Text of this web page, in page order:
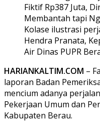
Kolase ilustrasi
Hendra Pranata,
Air Dinas PUPR
HARIANKALTIM.COM –
laporan Badan
mencium adanya
Pekerjaan Umum dan
Kabupaten Berau.